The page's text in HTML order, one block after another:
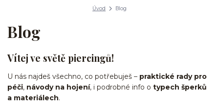
Úvod Blog
Blog
Vítej ve světě piercingů!
U nás najdeš všechno, co potřebuješ – praktické rady pro
péči, návody na hojení, i podrobné info o typech šperků
a materiálech.